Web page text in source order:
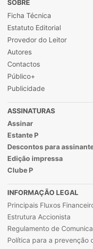
SOBRE
Ficha Técnica
Estatuto Editorial
Provedor do Leitor
Autores
Contactos
Público+
Publicidade
ASSINATURAS
Assinar
Estante P
Descontos para
Edição impressa
Clube P
INFORMAÇÃO LEGAL
Principais Fluxos
Estrutura Accionista
Regulamento de
Política para a prevenção